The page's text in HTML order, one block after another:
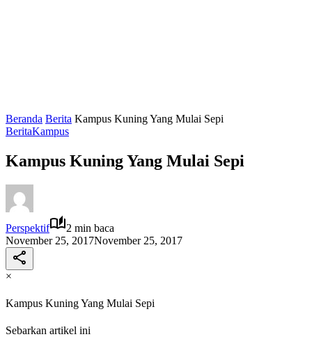
Beranda Berita Kampus Kuning Yang Mulai Sepi
BeritaKampus
Kampus Kuning Yang Mulai Sepi
Perspektif
2 min baca
November 25, 2017November 25, 2017
×
Kampus Kuning Yang Mulai Sepi
Sebarkan artikel ini